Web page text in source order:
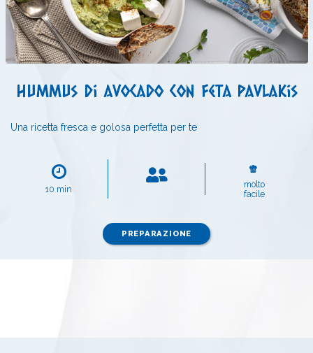
Hummus di avocado con feta Pavlakis
Una ricetta fresca e golosa perfetta per te
10 min
molto
facile
PREPARAZIONE